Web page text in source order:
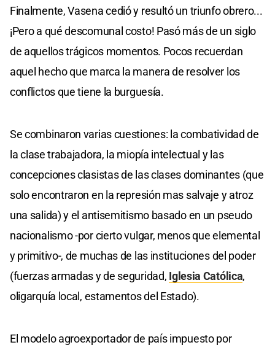
Finalmente, Vasena cedió y resultó un triunfo obrero...
¡Pero a qué descomunal costo! Pasó más de un siglo
de aquellos trágicos momentos. Pocos recuerdan
aquel hecho que marca la manera de resolver los
conflictos que tiene la burguesía.
Se combinaron varias cuestiones: la combatividad de
la clase trabajadora, la miopía intelectual y las
concepciones clasistas de las clases dominantes (que
solo encontraron en la represión mas salvaje y atroz
una salida) y el antisemitismo basado en un pseudo
nacionalismo -por cierto vulgar, menos que elemental
y primitivo-, de muchas de las instituciones del poder
(fuerzas armadas y de seguridad, Iglesia Católica,
oligarquía local, estamentos del Estado).
El modelo agroexportador de país impuesto por